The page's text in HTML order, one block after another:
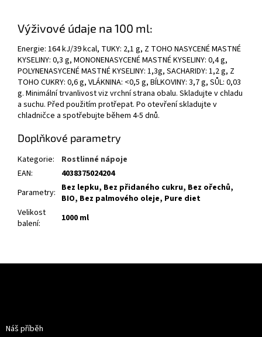
Výživové údaje na 100 ml:
Energie: 164 kJ/39 kcal, TUKY: 2,1 g, Z TOHO NASYCENÉ MASTNÉ
KYSELINY: 0,3 g, MONONENASYCENÉ MASTNÉ KYSELINY: 0,4 g,
POLYNENASYCENÉ MASTNÉ KYSELINY: 1,3g, SACHARIDY: 1,2 g, Z
TOHO CUKRY: 0,6 g, VLÁKNINA: <0,5 g, BÍLKOVINY: 3,7 g, SŮL: 0,03
g. Minimální trvanlivost viz vrchní strana obalu. Skladujte v chladu
a suchu. Před použitím protřepat. Po otevření skladujte v
chladničce a spotřebujte během 4-5 dnů.
Doplňkové parametry
Kategorie:
Rostlinné nápoje
EAN:
4038375024204
Parametry: Bez lepku, Bez přidaného cukru, Bez ořechů,
BIO, Bez palmového oleje, Pure diet
Velikost
balení: 1000 ml
Náš příběh